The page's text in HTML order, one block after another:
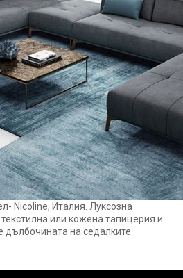
Nicoline, Италия. Луксозна
или кожена тапицерия и
на седалките.